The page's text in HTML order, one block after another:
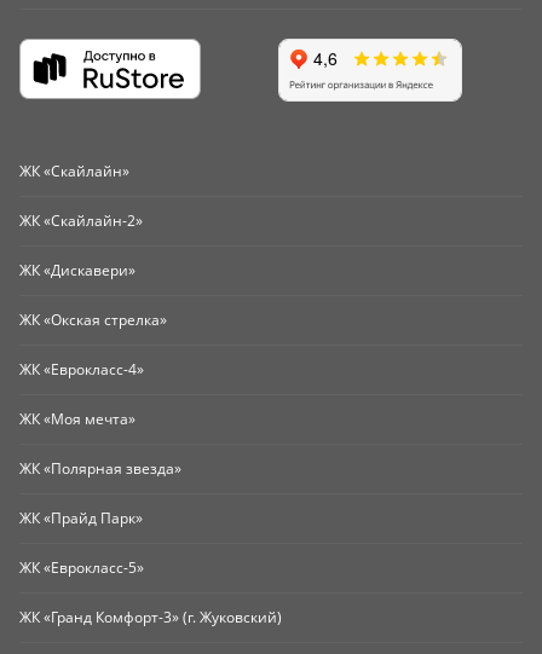
ЖК «Скайлайн»
ЖК «Скайлайн-2»
ЖК «Дискавери»
ЖК «Окская стрелка»
ЖК «Еврокласс-4»
ЖК «Моя мечта»
ЖК «Полярная звезда»
ЖК «Прайд Парк»
ЖК «Еврокласс-5»
ЖК «Гранд Комфорт-3» (г. Жуковский)